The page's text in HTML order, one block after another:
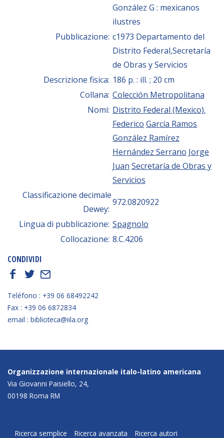
González G : mexicanos
ilustres
Pubblicazione: c1973 Departamento del
Distrito Federal,Secretaría
de Obras y Servicios
Descrizione fisica: 186 p. : ill. ; 20 cm
Collana: Colección Metropolitana
Nomi: Distrito Federal (Mexico).
Federico García Ramos
González Ramírez
Hernández Serrano Jorge
Juan Secretaría de Obras y
Servicios
Classificazione decimale
Dewey:
972.0820922
Lingua di pubblicazione: Spagnolo
Collocazione: 8.C.4206
CONDIVIDI
f
t E
Teléfono : +39 06 68492242
Fax : +39 06 6872834
email : biblioteca@iila.org
Organizzazione internazionale italo-latino americana
Via Giovanni Paisiello, 24,
00198 Roma RM
Ricerca semplice Ricerca avanzata Ricerca autori